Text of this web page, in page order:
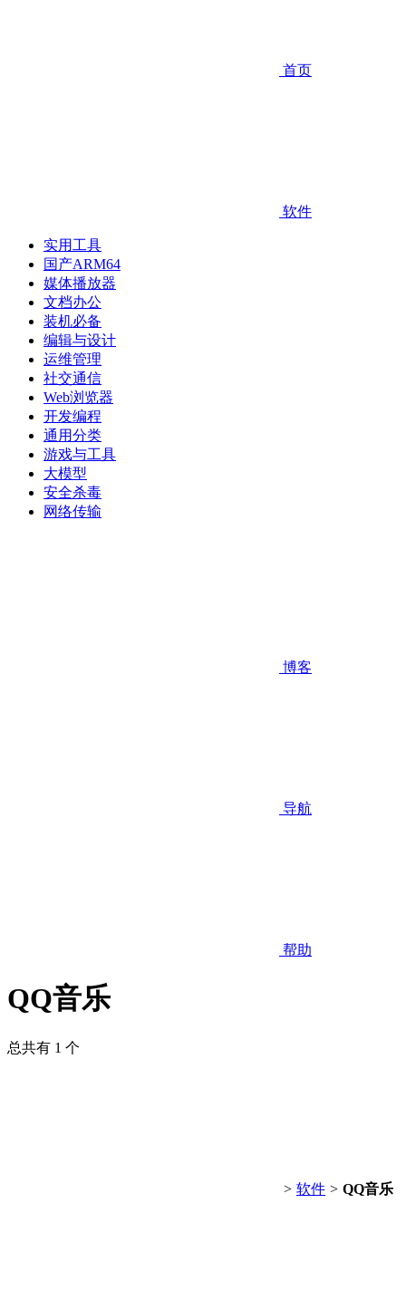
首页
软件
实用工具
国产ARM64
媒体播放器
文档办公
装机必备
编辑与设计
运维管理
社交通信
Web浏览器
开发编程
通用分类
游戏与工具
大模型
安全杀毒
网络传输
博客
导航
帮助
QQ音乐
总共有 1 个
> 软件 > QQ音乐